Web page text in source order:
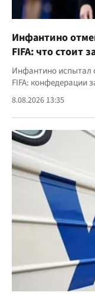
Инфантино
FIFA: что стоит
Инфантино испытал
FIFA: конфедерации
8.08.2026 13:35